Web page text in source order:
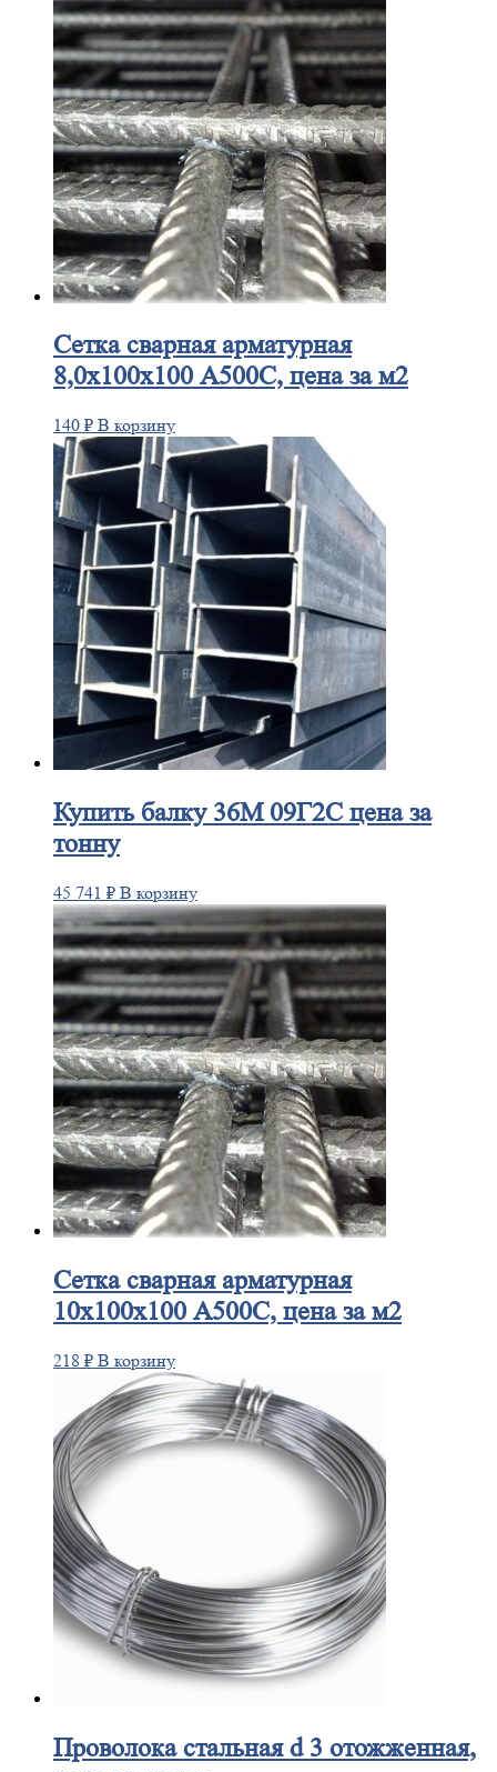
Сеткасварная арматурная
8,0х100х100 А500С, цена за м2
140 ₽ В корзину
Купитьбалку 36М 09Г2С цена за
тонну
45 741 ₽ В корзину
Сеткасварная арматурная
10х100х100 А500С, цена за м2
218 ₽ В корзину
Проволокастальная d 3 отожженная,